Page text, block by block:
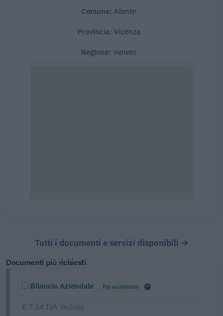
Comune: Alonte
Provincia: Vicenza
Regione: Veneto
Tutti i documenti e servizi disponibili →
Documenti più richiesti
Bilancio Aziendale Più acquistato
€ 7,14 IVA inclusa